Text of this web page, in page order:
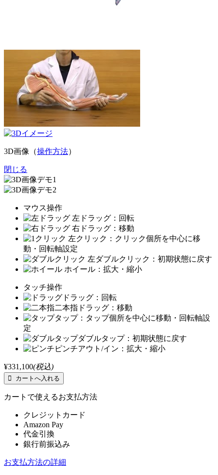
3D画像（操作方法）
閉じる
マウス操作
左ドラッグ：回転
右ドラッグ：移動
左クリック：クリック個所を中心に移
動・回転軸設定
左ダブルクリック：初期状態に戻す
ホイール：拡大・縮小
タッチ操作
ドラッグ：回転
二本指ドラッグ：移動
タップ：タップ個所を中心に移動・回転軸設
定
ダブルタップ：初期状態に戻す
ピンチアウト/イン：拡大・縮小
¥331,100(税込)
カートで使えるお支払方法
クレジットカード
Amazon Pay
代金引換
銀行前振込み
お支払方法の詳細